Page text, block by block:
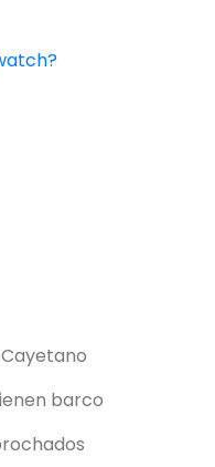
barco